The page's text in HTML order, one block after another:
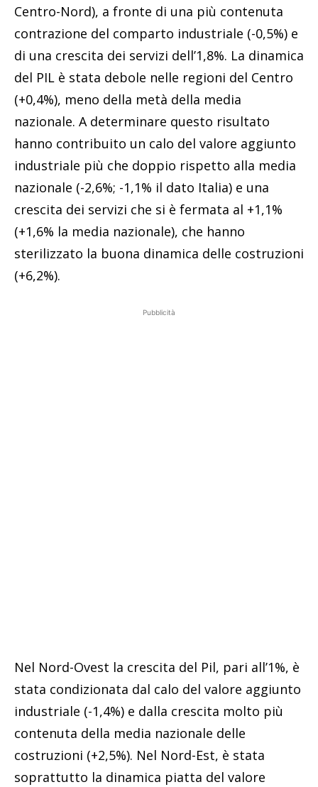
Centro-Nord), a fronte di una più contenuta
contrazione del comparto industriale (-0,5%) e
di una crescita dei servizi dell’1,8%. La dinamica
del PIL è stata debole nelle regioni del Centro
(+0,4%), meno della metà della media
nazionale. A determinare questo risultato
hanno contribuito un calo del valore aggiunto
industriale più che doppio rispetto alla media
nazionale (-2,6%; -1,1% il dato Italia) e una
crescita dei servizi che si è fermata al +1,1%
(+1,6% la media nazionale), che hanno
sterilizzato la buona dinamica delle costruzioni
(+6,2%).
Pubblicità
Nel Nord-Ovest la crescita del Pil, pari all’1%, è
stata condizionata dal calo del valore aggiunto
industriale (-1,4%) e dalla crescita molto più
contenuta della media nazionale delle
costruzioni (+2,5%). Nel Nord-Est, è stata
soprattutto la dinamica piatta del valore